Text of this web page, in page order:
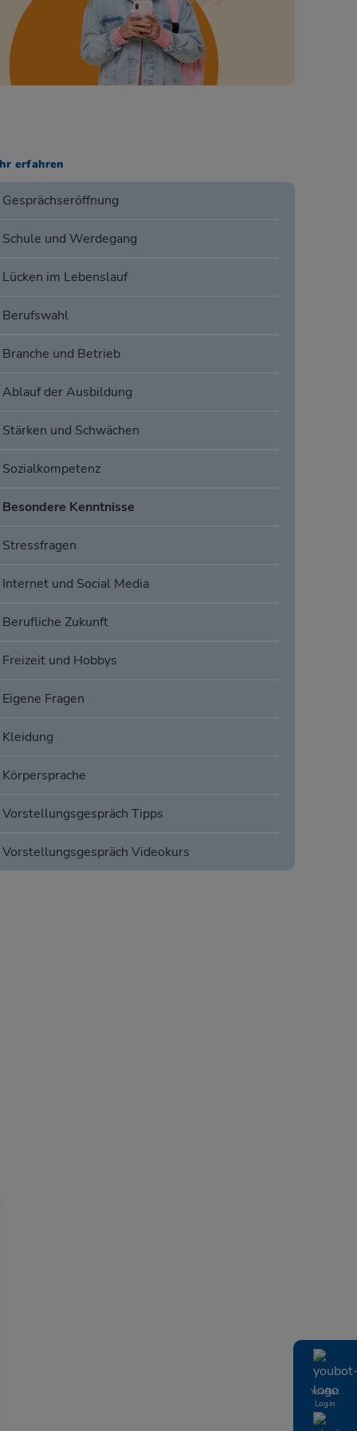
YouBot
Login
erfahren
Gesprächseröffnung
Schule und Werdegang
Lücken im Lebenslauf
Berufswahl
Branche und Betrieb
Ablauf der Ausbildung
Stärken und Schwächen
Sozialkompetenz
Besondere Kenntnisse
Stressfragen
Internet und Social Media
Berufliche Zukunft
Freizeit und Hobbys
Eigene Fragen
Kleidung
Körpersprache
Vorstellungsgespräch Tipps
Vorstellungsgespräch Videokurs